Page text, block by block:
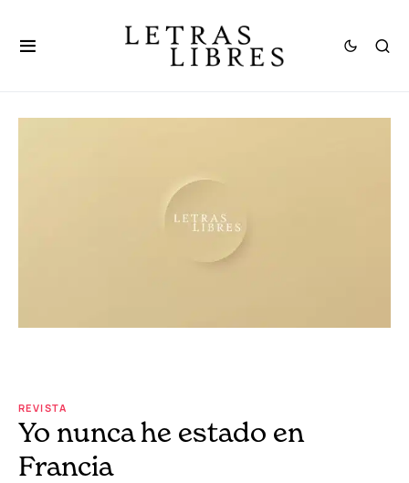
REVISTA
Yo nunca he estado en
Francia